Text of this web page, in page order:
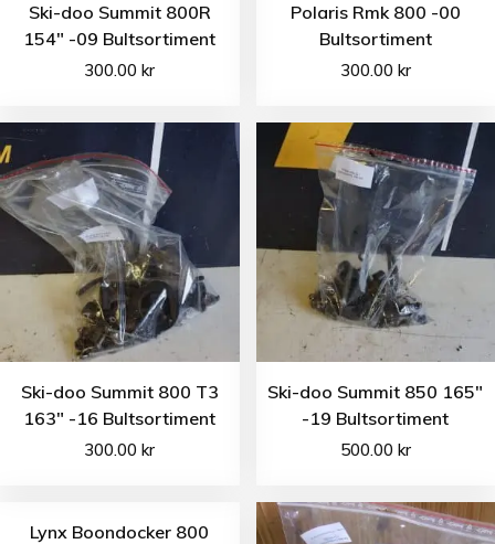
Ski-doo Summit 800R
154″ -09 Bultsortiment
300.00kr
Polaris Rmk 800 -00
Bultsortiment
300.00 kr
Ski-doo Summit 800 T3
163″ -16 Bultsortiment
300.00kr
Ski-doo Summit 850 165″
-19 Bultsortiment
500.00 kr
Lynx Boondocker 800